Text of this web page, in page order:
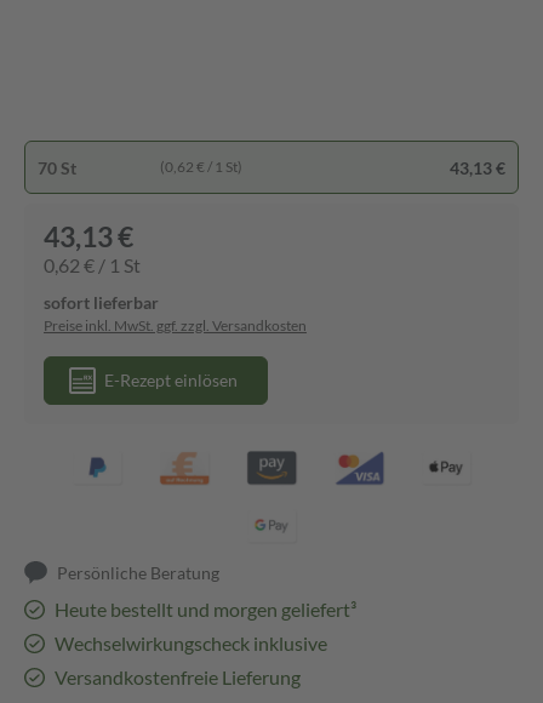
70 St (0,62 € / 1 St) 43,13 €
43,13 €
0,62 € / 1 St
sofort lieferbar
Preise inkl. MwSt. ggf. zzgl. Versandkosten
E-Rezept einlösen
Persönliche Beratung
Heute bestellt und morgen geliefert³
Wechselwirkungscheck inklusive
Versandkostenfreie Lieferung